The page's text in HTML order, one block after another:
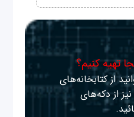
تهیه کنیم؟
از کتابخانه‌های
از دکه‌های